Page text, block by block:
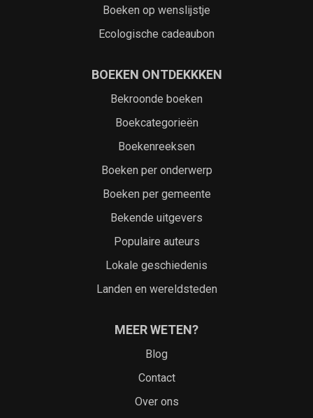
Boeken op wenslijstje
Ecologische cadeaubon
BOEKEN ONTDEKKKEN
Bekroonde boeken
Boekcategorieën
Boekenreeksen
Boeken per onderwerp
Boeken per gemeente
Bekende uitgevers
Populaire auteurs
Lokale geschiedenis
Landen en wereldsteden
MEER WETEN?
Blog
Contact
Over ons